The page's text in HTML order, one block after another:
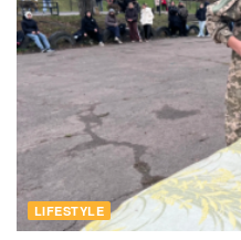
LIFESTYLE